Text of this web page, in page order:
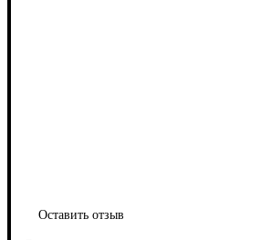
Оставить отзыв